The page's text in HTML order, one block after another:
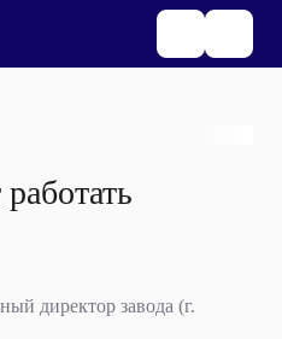
директор завода (г.